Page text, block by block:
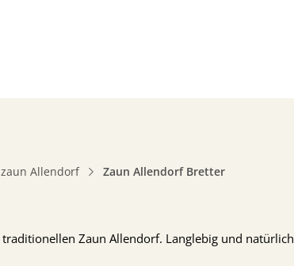
Allendorf Zaun Allendorf Bretter
Zaun Allendorf. Langlebig und natürlich